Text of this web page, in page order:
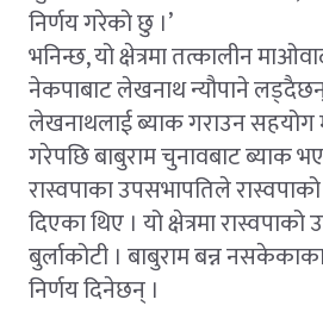
निर्णय गरेको छु ।’
भनिन्छ, यो क्षेत्रमा तत्कालीन
नेकपाबाट लेखनाथ न्यौपाने
लेखनाथलाई ब्याक गराउन सहयोग
गरेपछि बाबुराम चुनावबाट ब्याक
रास्वपाका उपसभापतिले
दिएका थिए । यो क्षेत्रमा
बुर्लाकोटी । बाबुराम बन्न
निर्णय दिनेछन् ।